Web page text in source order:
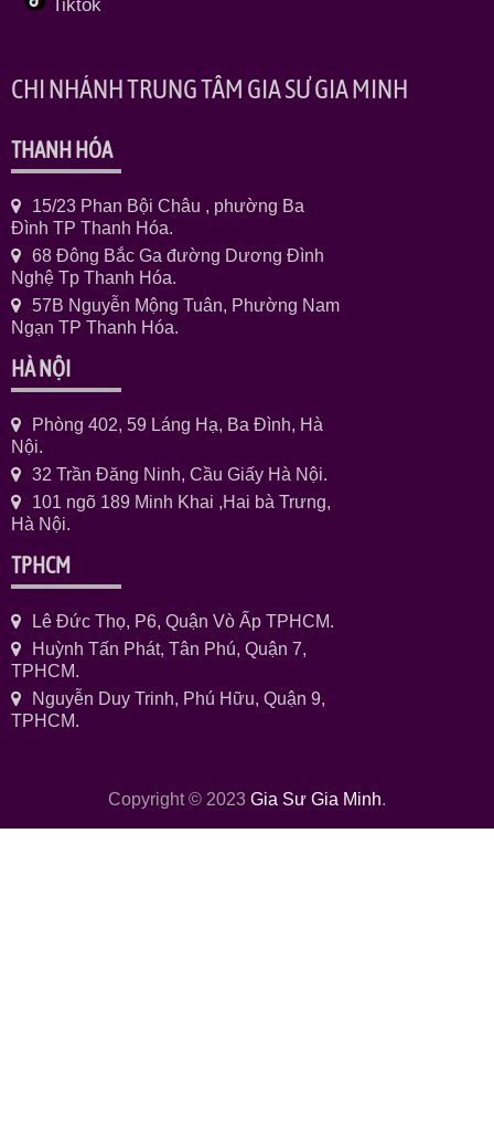
Tiktok
CHI NHÁNH TRUNG TÂM GIA SƯ GIA MINH
THANH HÓA
15/23 Phan Bội Châu , phường Ba
Đình TP Thanh Hóa.
68 Đông Bắc Ga đường Dương Đình
Nghệ Tp Thanh Hóa.
57B Nguyễn Mộng Tuân, Phường Nam
Ngạn TP Thanh Hóa.
HÀ NỘI
Phòng 402, 59 Láng Hạ, Ba Đình, Hà
Nội.
32 Trần Đăng Ninh, Cầu Giấy Hà Nội.
101 ngõ 189 Minh Khai ,Hai bà Trưng,
Hà Nội.
TPHCM
Lê Đức Thọ, P6, Quận Vò Ấp TPHCM.
Huỳnh Tấn Phát, Tân Phú, Quận 7,
TPHCM.
Nguyễn Duy Trinh, Phú Hữu, Quận 9,
TPHCM.
Copyright © 2023 Gia Sư Gia Minh.